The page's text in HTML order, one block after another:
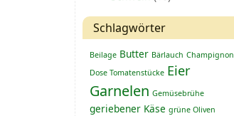
Schlagwörter
Beilage Butter Bärlauch Champignon
Dose Tomatenstücke Eier
Garnelen Gemüsebrühe
geriebener Käse grüne Oliven